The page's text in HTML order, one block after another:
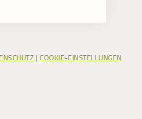
|COOKIE-EINSTELLUNGEN